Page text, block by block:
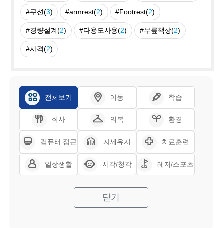
#쿠션(3) #armrest(2) #Footrest(2)
#경량설계(2) #다용도사용(2) #무릎책상(2)
#사격(2)
전체보기 이동 학습
식사 의복 환경
컴퓨터 접근 자세유지 치료훈련
일상생활 시각/청각 레저/스포츠
닫기